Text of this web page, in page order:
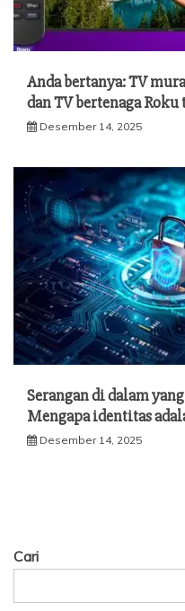
Anda bertanya: TV
dan TV bertenaga
Desember 14, 2025
Serangan di dalam
Mengapa identitas
Desember 14, 2025
Cari